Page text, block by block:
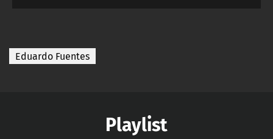
Eduardo Fuentes
Playlist